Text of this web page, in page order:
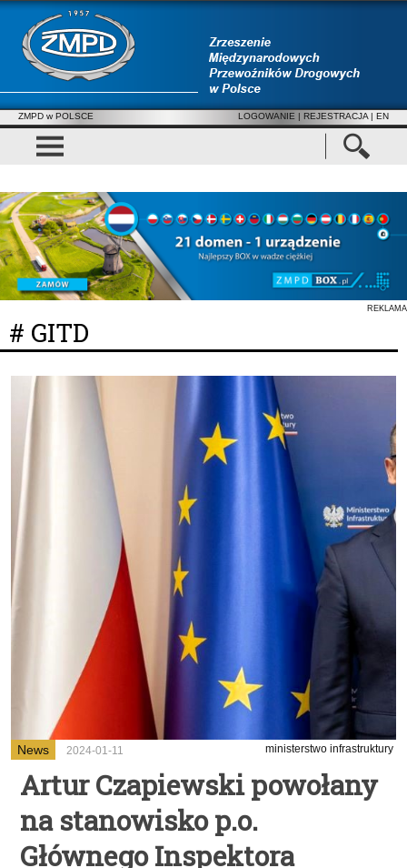
ZMPD w POLSCE LOGOWANIE | REJESTRACJA | EN
REKLAMA
# GITD
News 2024-01-11 ministerstwo infrastruktury
Artur Czapiewski powołany
na stanowisko p.o.
Głównego Inspektora